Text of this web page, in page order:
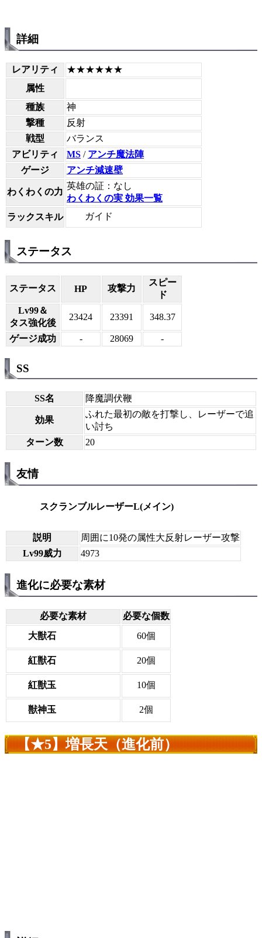
詳細
レアリティ
★★★★★★
属性
種族
神
撃種
反射
戦型
バランス
アビリティ
MS / アンチ魔法陣
ゲージ
アンチ減速壁
わくわくの力
英雄の証：なし
わくわくの実 効果一覧
ラックスキル
ガイド
ステータス
ステータス HP 攻撃力
スピー
ド
Lv99＆
タス強化後
23424 23391 348.37
ゲージ成功 - 28069 -
SS
SS名 降魔調伏鞭
効果
ふれた最初の敵を打撃し、レーザーで追
い討ち
ターン数
20
友情
スクランブルレーザーL(メイン)
説明
周囲に10発の属性大反射レーザー攻撃
Lv99威力
4973
進化に必要な素材
必要な素材
必要な個数
大獣石
60個
紅獣石 20個
紅獣玉 10個
獣神玉 2個
【★5】増長天（進化前）